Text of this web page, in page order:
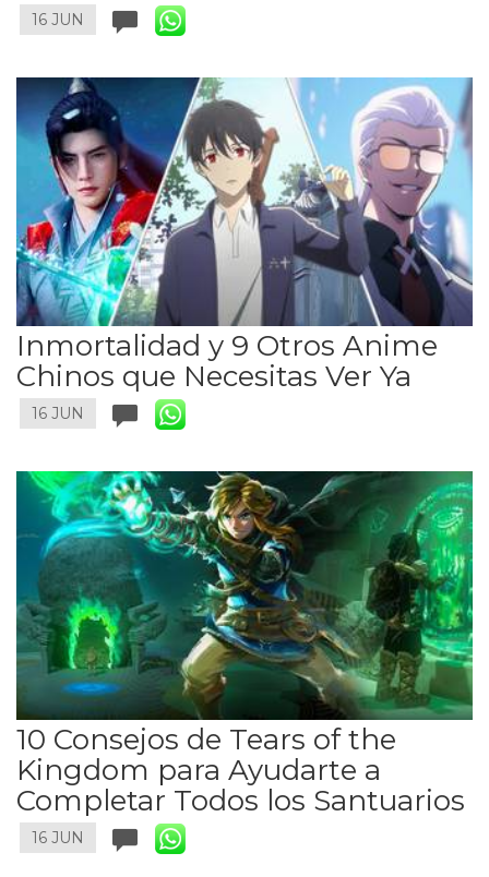
16 JUN
Inmortalidad y 9 Otros Anime
Chinos que Necesitas Ver Ya
16 JUN
10 Consejos de Tears of the
Kingdom para Ayudarte a
Completar Todos los Santuarios
16 JUN